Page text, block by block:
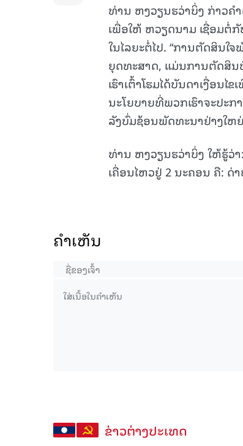
ທ່ານ ຫງວຽນຮວ່າບິ່ງ ກ່າວຄ
ເພື່ອໃຫ້ ຫວຽດນາມ ເຊື່ອມຕໍ່
ໃນໄລຍະຕໍ່ໄປ. “ການຕັດສິນ
ຍຸດທະສາດ, ແມ່ນການຕັດສິ
ເຮົາເຕົ້າໂຮມໄດ້ບັນດາເງື່ອນ
ນະໂຍບາຍທີ່ພວກເຮົາຈະປະ
ລັງບົ່ມຊ້ອນພັດທະນາຢ່າງໃຫ
ທ່ານ ຫງວຽນຮວ່າບິ່ງ ໃຫ້ຮູ້ວ່
ເຄື່ອນໄຫວຢູ່ 2 ນະຄອນ ຄື: ດ່
ຄໍາເຫັນ
ຂ່າວຕ່າງປະເທດ
15.039(06-08-2026)